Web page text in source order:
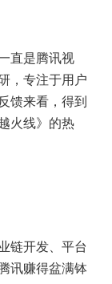
直是腾讯视
，专注于用户
馈来看，得到
火线》的热
链开发、平台
讯赚得盆满钵